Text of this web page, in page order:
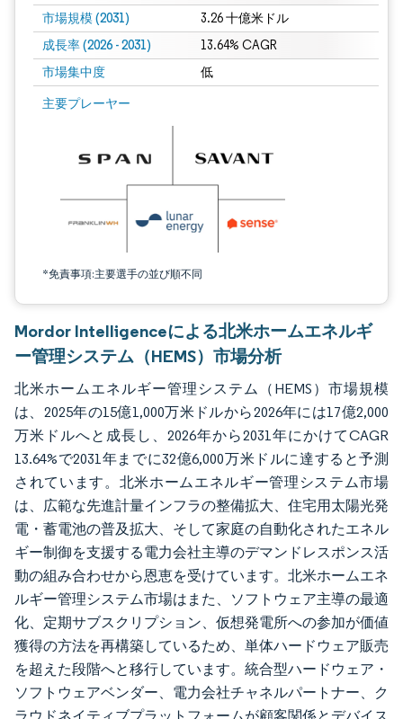
市場規模 (2031) 3.26 十億米ドル
成長率 (2026 - 2031) 13.64% CAGR
市場集中度 低
主要プレーヤー
*免責事項:主要選手の並び順不同
画像 © Mordor Intelligence。再利用にはCC BY 4.0の表示が必要です。
Mordor Intelligenceによる北米ホームエネルギ
ー管理システム（HEMS）市場分析
北米ホームエネルギー管理システム（HEMS）市場規模
は、2025年の15億1,000万米ドルから2026年には17億2,000
万米ドルへと成長し、2026年から2031年にかけてCAGR
13.64%で2031年までに32億6,000万米ドルに達すると予測
されています。北米ホームエネルギー管理システム市場
は、広範な先進計量インフラの整備拡大、住宅用太陽光発
電・蓄電池の普及拡大、そして家庭の自動化されたエネル
ギー制御を支援する電力会社主導のデマンドレスポンス活
動の組み合わせから恩恵を受けています。北米ホームエネ
ルギー管理システム市場はまた、ソフトウェア主導の最適
化、定期サブスクリプション、仮想発電所への参加が価値
獲得の方法を再構築しているため、単体ハードウェア販売
を超えた段階へと移行しています。統合型ハードウェア・
ソフトウェアベンダー、電力会社チャネルパートナー、ク